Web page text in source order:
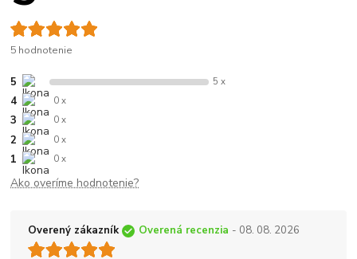
5 hodnotenie
5 5 x
4 0 x
3 0 x
2 0 x
1 0 x
Ako overíme hodnotenie?
Overený zákazník Overená recenzia - 08. 08. 2026